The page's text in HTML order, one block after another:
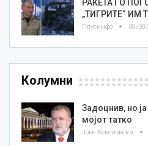
РАКЕТА ГО
„ТИГРИТЕ“ ИМ
Плусинфо 08/
Колумни
Задоцнив, но
мојот татко
Јове Кекеновски